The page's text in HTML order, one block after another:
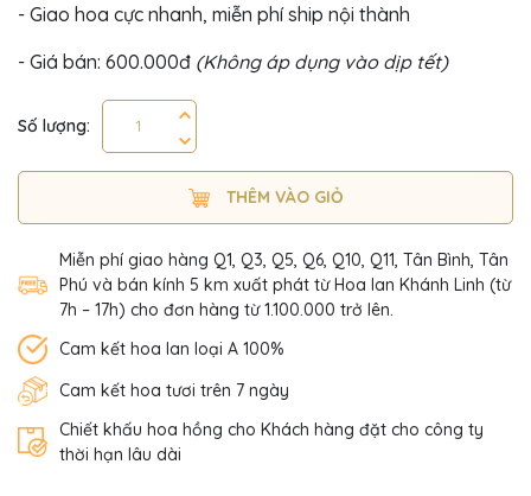
- Giao hoa cực nhanh, miễn phí ship nội thành
- Giá bán: 600.000đ (Không áp dụng vào dịp tết)
Số lượng:
THÊM VÀO GIỎ
Miễn phí giao hàng Q1, Q3, Q5, Q6, Q10, Q11, Tân Bình, Tân
Phú và bán kính 5 km xuất phát từ Hoa lan Khánh Linh (từ
7h – 17h) cho đơn hàng từ 1.100.000 trở lên.
Cam kết hoa lan loại A 100%
Cam kết hoa tươi trên 7 ngày
Chiết khấu hoa hồng cho Khách hàng đặt cho công ty
thời hạn lâu dài